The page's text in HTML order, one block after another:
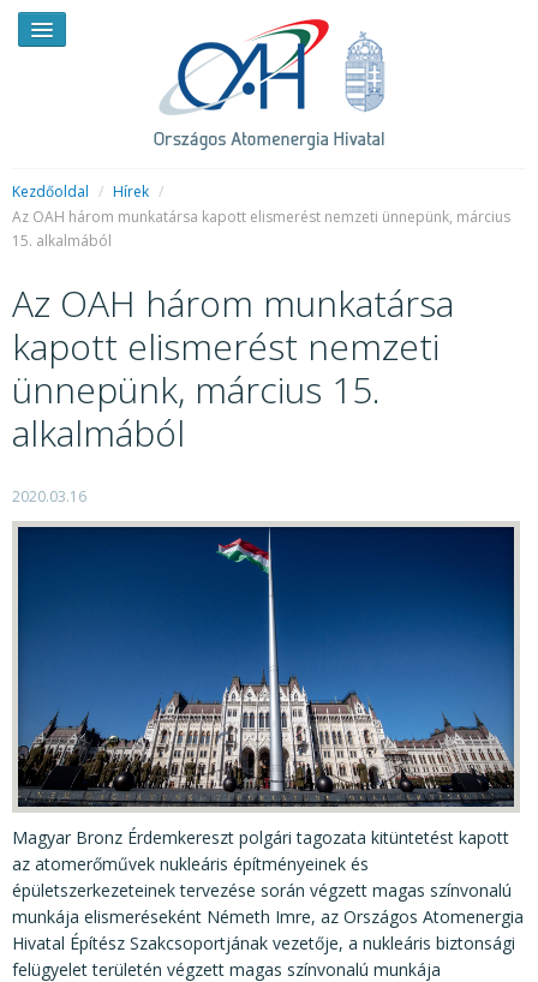
HÍREK
RENDKÍVÜLI HÍREK
SAJTÓSZOBA
HIRDETMÉNYEK
BEMUTATKOZÁS
FELADATOK
JOGI SZABÁLYOZÁS, ÚTMUTATÓK
NYOMTATVÁNYOK, SZOFTVEREK
E-ÜGYINTÉZÉS
Kezdőoldal / Hírek /
Az OAH három munkatársa kapott elismerést nemzeti ünnepünk, március
15. alkalmából
Az OAH három munkatársa
kapott elismerést nemzeti
ünnepünk, március 15.
alkalmából
2020.03.16
Magyar Bronz Érdemkereszt polgári tagozata kitüntetést kapott
az atomerőművek nukleáris építményeinek és
épületszerkezeteinek tervezése során végzett magas színvonalú
munkája elismeréseként Németh Imre, az Országos Atomenergia
Hivatal Építész Szakcsoportjának vezetője, a nukleáris biztonsági
felügyelet területén végzett magas színvonalú munkája